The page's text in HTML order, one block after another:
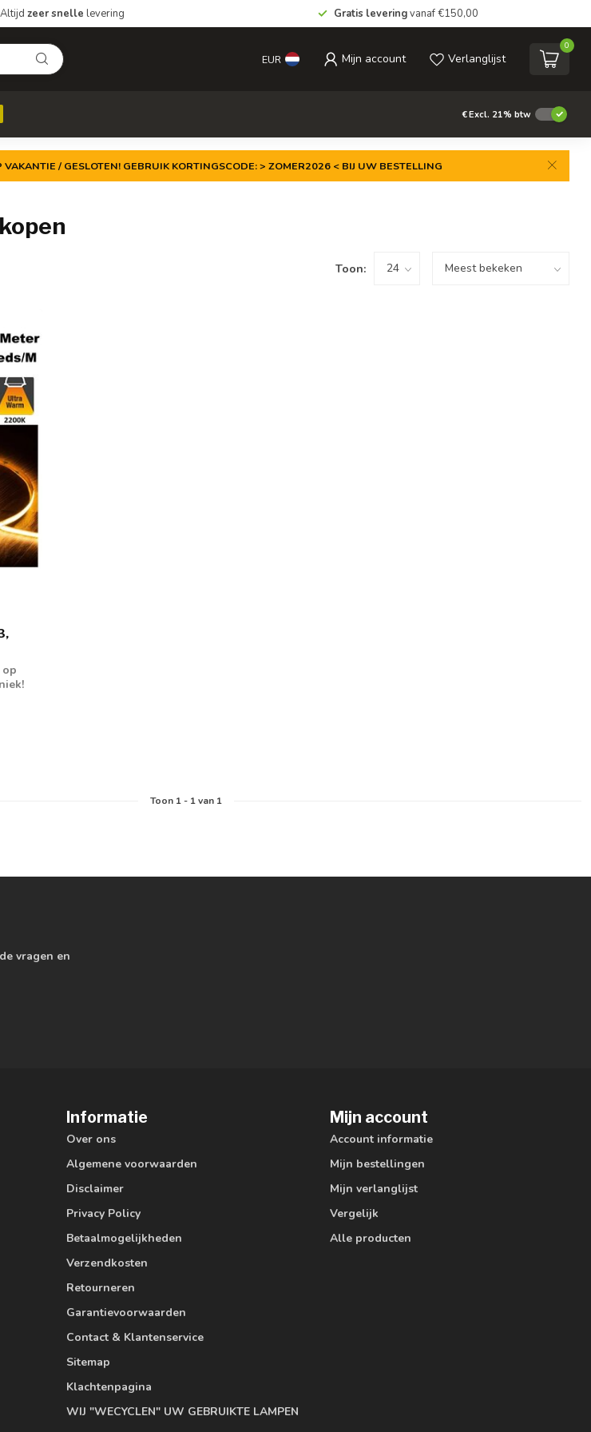
Altijd zeer snelle levering Gratis leveringvanaf €150,00
EUR Mijn account Verlanglijst
0
€Excl. 21% btw
/ GESLOTEN! GEBRUIK KORTINGSCODE: > ZOMER2026 < BIJ UW BESTELLING
Toon:
op
Toon 1- 1van 1
vragen en
Informatie
Over ons
Algemene voorwaarden
Disclaimer
Privacy Policy
Betaalmogelijkheden
Verzendkosten
Retourneren
Garantievoorwaarden
Contact & Klantenservice
Sitemap
Klachtenpagina
WIJ "WECYCLEN" UW GEBRUIKTE LAMPEN
Mijn account
Account informatie
Mijn bestellingen
Mijn verlanglijst
Vergelijk
Alle producten